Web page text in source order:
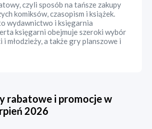
czyli sposób na tańsze zakupy
komiksów, czasopism i książek.
wydawnictwo i księgarnia
księgarni obejmuje szeroki wybór
i młodzieży, a także gry planszowe i
rabatowe i promocje w
2026